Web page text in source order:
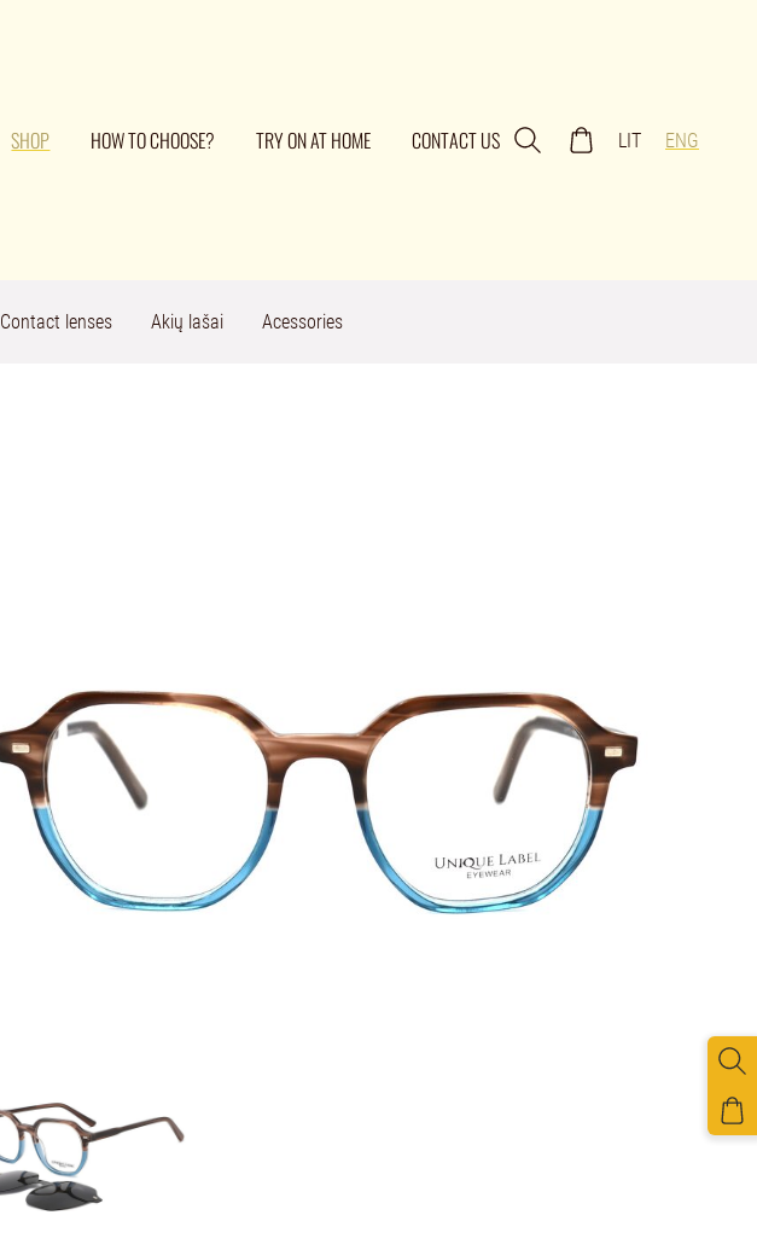
SHOP HOW TO CHOOSE? TRY ON AT HOME CONTACT US LIT ENG
Contact lenses Akių lašai Acessories